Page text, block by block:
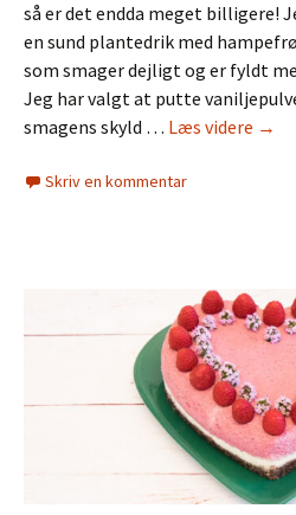
så er det endda meget billigere!
en sund plantedrik med
som smager dejligt og er fyldt
Jeg har valgt at putte
smagens skyld … Læs videre Sund
→
Skriv en kommentar